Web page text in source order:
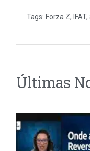
Tags: Forza Z, IFAT,
Últimas